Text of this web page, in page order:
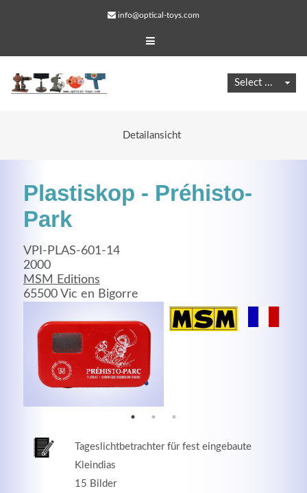
info@optical-toys.com
Detailansicht
Plastiskop - Préhisto-
Park
VPI-PLAS-601-14
2000
MSM Editions
65500 Vic en Bigorre
Tageslichtbetrachter für fest eingebaute
Kleindias
15 Bilder
Web Projects
Lorem ipsum dolor sit amet, consectetuer adipiscing
elit. Aenean commodo ligula eget dolor.
MEHR INFOS